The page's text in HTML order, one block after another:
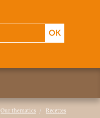
Our thematics Recettes